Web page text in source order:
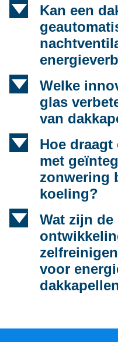
d
Kan een
d
Welke
glas
van
d
Hoe draagt
met
zonwering
koeling?
d
Wat zijn
voor